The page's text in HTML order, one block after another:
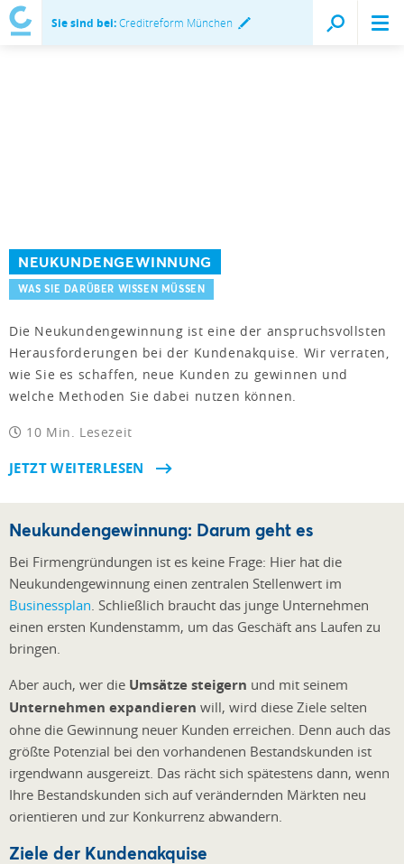
Sie sind bei:Creditreform München
NEUKUNDENGEWINNUNG
WAS SIE DARÜBER WISSEN MÜSSEN
Die Neukundengewinnung ist eine der anspruchsvollsten
Herausforderungen bei der Kundenakquise. Wir verraten,
wie Sie es schaffen, neue Kunden zu gewinnen und
welche Methoden Sie dabei nutzen können.
10 Min. Lesezeit
JETZT WEITERLESEN
Neukundengewinnung: Darum geht es
Bei Firmengründungen ist es keine Frage: Hier hat die
Neukundengewinnung einen zentralen Stellenwert im
Businessplan. Schließlich braucht das junge Unternehmen
einen ersten Kundenstamm, um das Geschäft ans Laufen zu
bringen.
Aber auch, wer die Umsätze steigern und mit seinem
Unternehmen expandieren will, wird diese Ziele selten
ohne die Gewinnung neuer Kunden erreichen. Denn auch das
größte Potenzial bei den vorhandenen Bestandskunden ist
irgendwann ausgereizt. Das rächt sich spätestens dann, wenn
Ihre Bestandskunden sich auf verändernden Märkten neu
orientieren und zur Konkurrenz abwandern.
Ziele der Kundenakquise